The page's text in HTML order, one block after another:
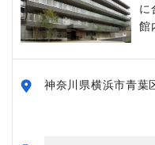
に
館
神奈川県横浜市青葉